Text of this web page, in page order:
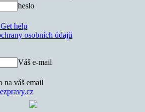
heslo
help
osobních údajů
Váš e-mail
na váš email